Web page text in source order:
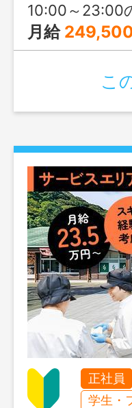
10:00～23:00
月給
こ
正社員
学生・